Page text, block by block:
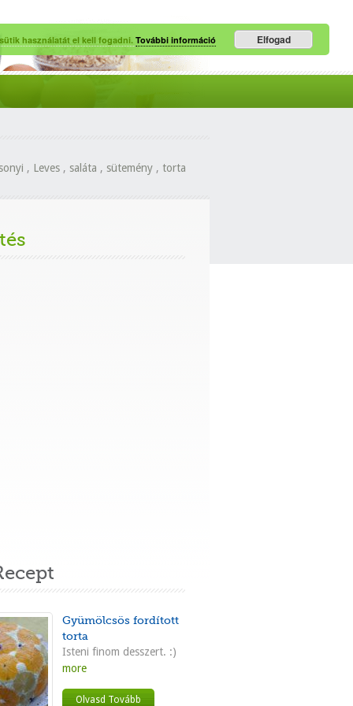
, Leves , saláta , sütemény , torta
Gyümölcsös fordított
torta
Isteni finom desszert. :)
more
Olvasd Tovább
használatát el kell fogadni. További információ Elfogad